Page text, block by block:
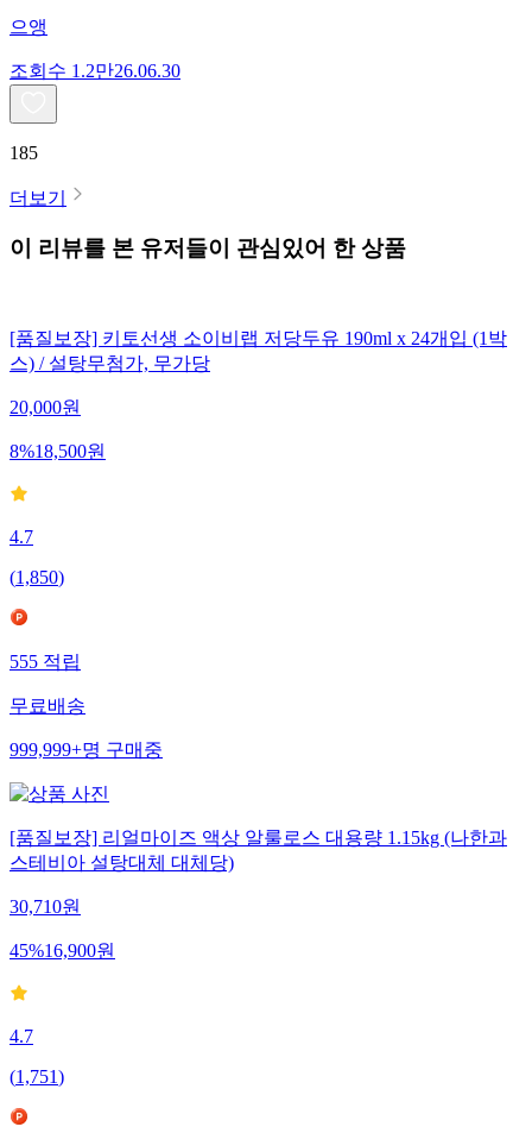
으앵
조회수 1.2만26.06.30
185
더보기
이 리뷰를 본 유저들이 관심있어 한 상품
[품질보장] 키토선생 소이비랩 저당두유 190ml x 24개입 (1박
스) / 설탕무첨가, 무가당
20,000원
8%18,500원
4.7
(1,850)
555 적립
무료배송
999,999+명 구매중
[품질보장] 리얼마이즈 액상 알룰로스 대용량 1.15kg (나한과
스테비아 설탕대체 대체당)
30,710원
45%16,900원
4.7
(1,751)